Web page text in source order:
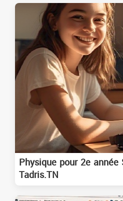
Physique pour 2e
Tadris.TN